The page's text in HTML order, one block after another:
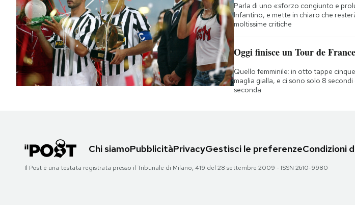
Parla di uno «sforzo congiunto e
Infantino, e mette in chiaro che
moltissime critiche
Oggi finisce un Tour de
Quello femminile: in otto tappe
maglia gialla, e ci sono solo 8
seconda
Chi siamoPubblicitàPrivacyGestisci le preferenzeCondizioni
Il Post è una testata registrata presso il Tribunale di Milano, 419 del 28 settembre 2009 - ISSN 2610-9980